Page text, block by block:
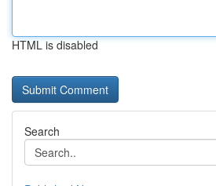
HTML is disabled
Search